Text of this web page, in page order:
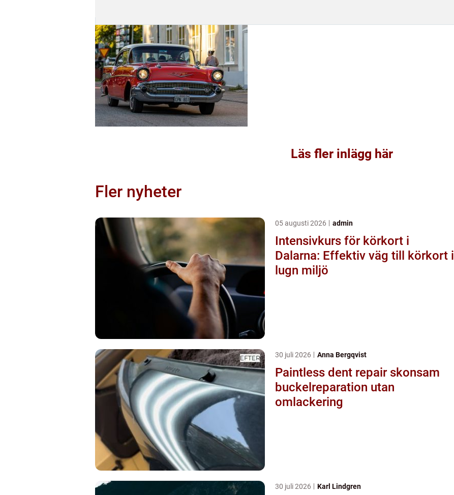
Läs fler inlägg här
Fler nyheter
05 augusti 2026 admin
Intensivkurs för körkort i
Dalarna: Effektiv väg till körkort i
lugn miljö
30 juli 2026 Anna Bergqvist
Paintless dent repair skonsam
buckelreparation utan
omlackering
30 juli 2026 Karl Lindgren